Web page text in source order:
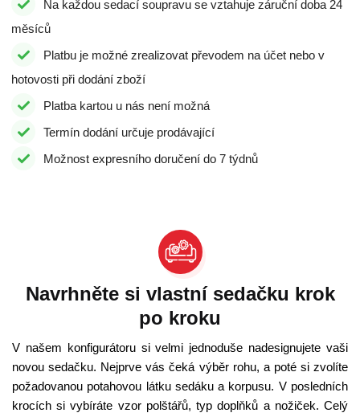
Na každou sedací soupravu se vztahuje záruční doba 24
měsíců
Platbu je možné zrealizovat převodem na účet nebo v
hotovosti při dodání zboží
Platba kartou u nás není možná
Termín dodání určuje prodávající
Možnost expresního doručení do 7 týdnů
Navrhněte si vlastní sedačku krok
po kroku
V našem konfigurátoru si velmi jednoduše nadesignujete vaši
novou sedačku. Nejprve vás čeká výběr rohu, a poté si zvolíte
požadovanou potahovou látku sedáku a korpusu. V posledních
krocích si vybíráte vzor polštářů, typ doplňků a nožiček. Celý